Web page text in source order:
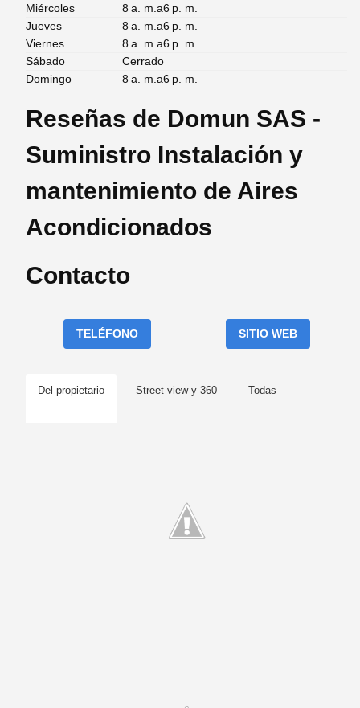
Miércoles
8 a. m.a6 p. m.
Jueves
8 a. m.a6 p. m.
Viernes
8 a. m.a6 p. m.
Sábado
Cerrado
Domingo
8 a. m.a6 p. m.
Reseñas de Domun SAS -
Suministro Instalación y
mantenimiento de Aires
Acondicionados
Contacto
TELÉFONO SITIO WEB
Del propietario Street view y 360 Todas